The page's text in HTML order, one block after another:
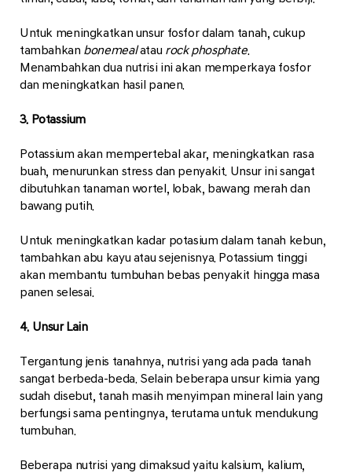
Untuk meningkatkan unsur fosfor dalam tanah, cukup
tambahkan bonemealatau rock phosphate.
Menambahkan dua nutrisi ini akan memperkaya fosfor
dan meningkatkan hasil panen.
3. Potassium
Potassium akan mempertebal akar, meningkatkan rasa
buah, menurunkan stress dan penyakit. Unsur ini sangat
dibutuhkan tanaman wortel, lobak, bawang merah dan
bawang putih.
Untuk meningkatkan kadar potasium dalam tanah kebun,
tambahkan abu kayu atau sejenisnya. Potassium tinggi
akan membantu tumbuhan bebas penyakit hingga masa
panen selesai.
4. Unsur Lain
Tergantung jenis tanahnya, nutrisi yang ada pada tanah
sangat berbeda-beda. Selain beberapa unsur kimia yang
sudah disebut, tanah masih menyimpan mineral lain yang
berfungsi sama pentingnya, terutama untuk mendukung
tumbuhan.
Beberapa nutrisi yang dimaksud yaitu kalsium, kalium,